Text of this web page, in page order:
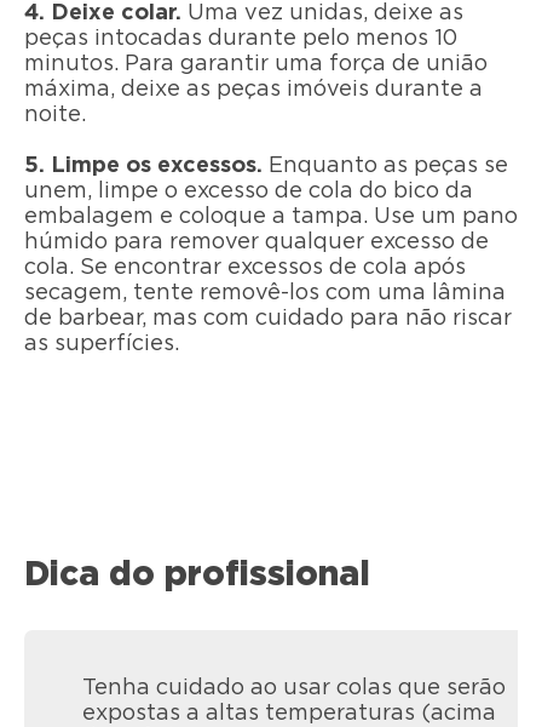
4. Deixe colar. Uma vez unidas, deixe as
peças intocadas durante pelo menos 10
minutos. Para garantir uma força de união
máxima, deixe as peças imóveis durante a
noite.
5. Limpe os excessos. Enquanto as peças se
unem, limpe o excesso de cola do bico da
embalagem e coloque a tampa. Use um pano
húmido para remover qualquer excesso de
cola. Se encontrar excessos de cola após
secagem, tente removê-los com uma lâmina
de barbear, mas com cuidado para não riscar
as superfícies.
Dica do profissional
Tenha cuidado ao usar colas que serão
expostas a altas temperaturas (acima